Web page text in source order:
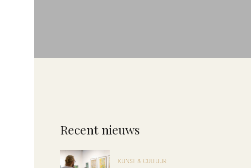
Recent nieuws
KUNST & CULTUUR